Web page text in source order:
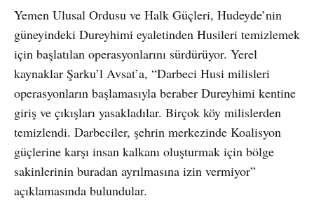
Yemen Ulusal Ordusu ve Halk Güçleri, Hudeyde’nin
güneyindeki Dureyhimi eyaletinden Husileri temizlemek
için başlatılan operasyonlarını sürdürüyor. Yerel
kaynaklar Şarku’l Avsat’a, “Darbeci Husi milisleri
operasyonların başlamasıyla beraber Dureyhimi kentine
giriş ve çıkışları yasakladılar. Birçok köy milislerden
temizlendi. Darbeciler, şehrin merkezinde Koalisyon
güçlerine karşı insan kalkanı oluşturmak için bölge
sakinlerinin buradan ayrılmasına izin vermiyor”
açıklamasında bulundular.